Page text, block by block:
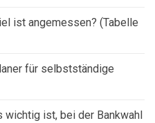
ist angemessen? (Tabelle
für selbstständige
wichtig ist, bei der Bankwahl